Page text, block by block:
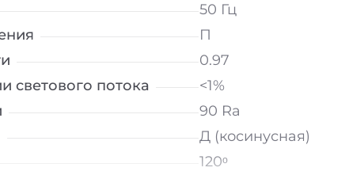
50 Гц
П
0.97
светового потока
<1%
90 Ra
Д (косинусная)
120ᵒ